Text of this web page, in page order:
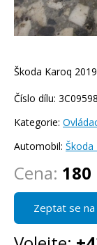
Škoda Karoq 2019
Číslo dílu:
Kategorie:
Automobil: Škoda
Cena: 180
Zeptat se na